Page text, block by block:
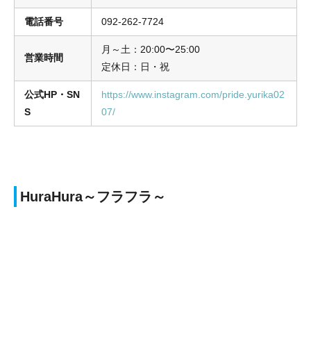
電話番号 092-262-7724
営業時間
月～土：20:00〜25:00
定休日：日・祝
公式HP・SN
S
https://www.instagram.com/pride.yurika02
07/
HuraHura～フラフラ～